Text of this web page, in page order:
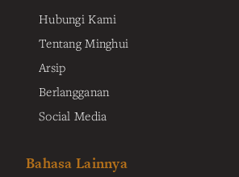
Hubungi Kami
Tentang Minghui
Arsip
Berlangganan
Social Media
Bahasa Lainnya